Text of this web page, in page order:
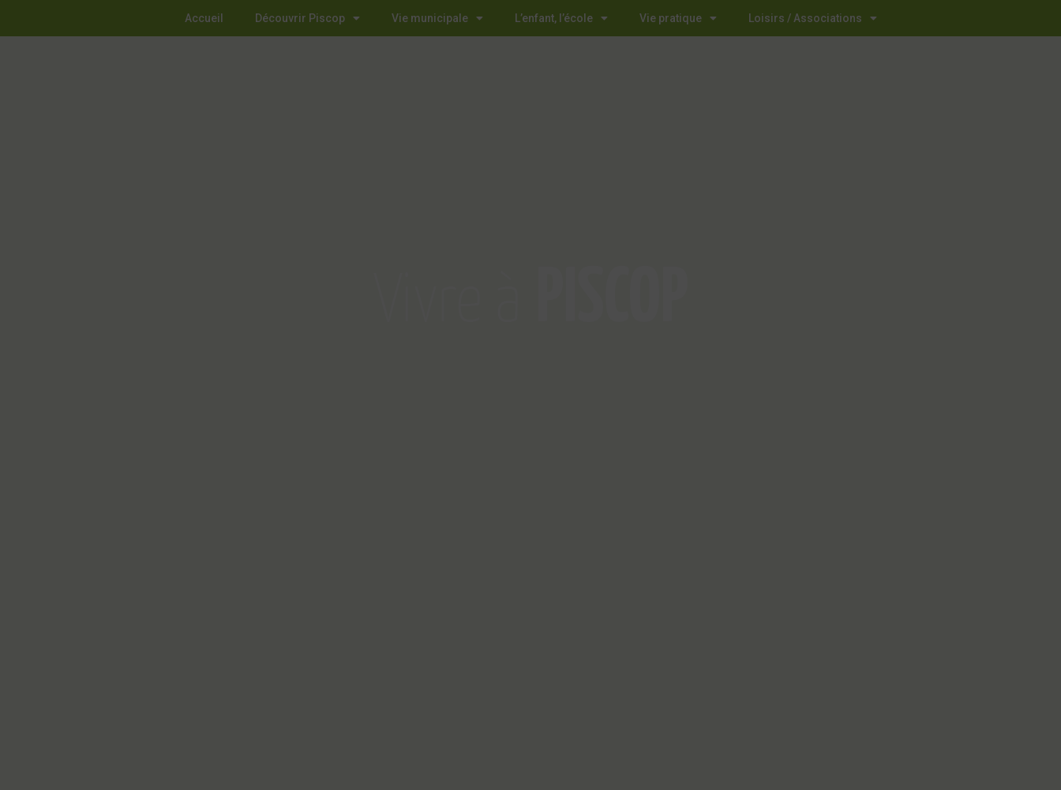
Accueil Découvrir Piscop Vie municipale L’enfant, l’école Vie pratique Loisirs / Associations